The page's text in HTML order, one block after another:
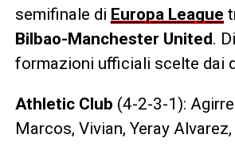
semifinale di Europa League
Bilbao-Manchester United.
formazioni ufficiali scelte dai
Athletic Club (4-2-3-1):
Marcos, Vivian, Yeray